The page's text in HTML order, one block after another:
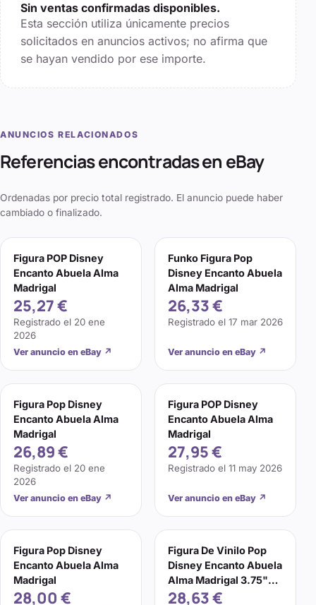
Sin ventas confirmadas disponibles.
Esta sección utiliza únicamente precios
solicitados en anuncios activos; no afirma que
se hayan vendido por ese importe.
ANUNCIOS RELACIONADOS
Referencias encontradas en eBay
Ordenadas por precio total registrado. El anuncio puede haber
cambiado o finalizado.
Figura POP Disney
Encanto Abuela Alma
Madrigal
25,27 €
Registrado el 20 ene
2026
Ver anuncio en eBay ↗
Funko Figura Pop
Disney Encanto Abuela
Alma Madrigal
26,33 €
Registrado el 17 mar 2026
Ver anuncio en eBay ↗
Figura Pop Disney
Encanto Abuela Alma
Madrigal
26,89 €
Registrado el 20 ene
2026
Ver anuncio en eBay ↗
Figura POP Disney
Encanto Abuela Alma
Madrigal
27,95 €
Registrado el 11 may 2026
Ver anuncio en eBay ↗
Figura Pop Disney
Encanto Abuela Alma
Madrigal
28,00 €
Figura De Vinilo Pop
Disney Encanto Abuela
Alma Madrigal 3.75"
Nueva 1151
28,63 €